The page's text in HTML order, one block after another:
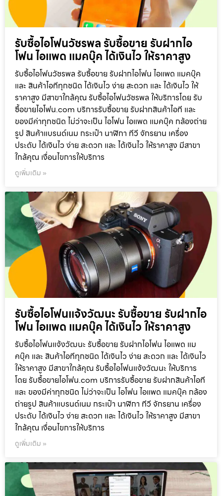
รับซื้อไอโฟนวัชรพล รับซื้อขาย รับฝากไอ
โฟน ไอแพด แมคบุ๊ค ได้เงินไว ให้ราคาสูง
รับซื้อไอโฟนวัชรพล รับซื้อขาย รับฝากไอโฟน ไอแพด แมคบุ๊ค
และ สินค้าไอทีทุกชนิด ได้เงินไว ง่าย สะดวก และ ได้เงินไว ให้
ราคาสูง มีสาขาใกล้คุณ รับซื้อไอโฟนวัชรพล ให้บริการโดย รับ
ซื้อขายไอโฟน.com บริการรับซื้อขาย รับฝากสินค้าไอที และ
ของมีค่าทุกชนิด ไม่ว่าจะเป็น ไอโฟน ไอแพด แมคบุ๊ค กล้องถ่าย
รูป สินค้าแบรนด์เนม กระเป๋า นาฬิกา ทีวี จักรยาน เครื่อง
ประดับ ได้เงินไว ง่าย สะดวก และ ได้เงินไว ให้ราคาสูง มีสาขา
ใกล้คุณ เงื่อนไขการให้บริการ
ดูเพิ่มเติม »
รับซื้อไอโฟนแจ้งวัฒนะ รับซื้อขาย รับฝากไอ
โฟน ไอแพด แมคบุ๊ค ได้เงินไว ให้ราคาสูง
รับซื้อไอโฟนแจ้งวัฒนะ รับซื้อขาย รับฝากไอโฟน ไอแพด แม
คบุ๊ค และ สินค้าไอทีทุกชนิด ได้เงินไว ง่าย สะดวก และ ได้เงินไว
ให้ราคาสูง มีสาขาใกล้คุณ รับซื้อไอโฟนแจ้งวัฒนะ ให้บริการ
โดย รับซื้อขายไอโฟน.com บริการรับซื้อขาย รับฝากสินค้าไอที
และ ของมีค่าทุกชนิด ไม่ว่าจะเป็น ไอโฟน ไอแพด แมคบุ๊ค กล้อง
ถ่ายรูป สินค้าแบรนด์เนม กระเป๋า นาฬิกา ทีวี จักรยาน เครื่อง
ประดับ ได้เงินไว ง่าย สะดวก และ ได้เงินไว ให้ราคาสูง มีสาขา
ใกล้คุณ เงื่อนไขการให้บริการ
ดูเพิ่มเติม »